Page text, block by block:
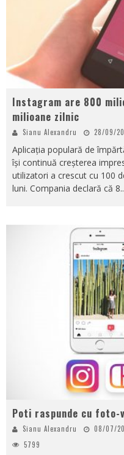
Instagram are 800
milioane zilnic
Sianu Alexandru 28/09/
Aplicația populară de
își continuă creșterea
utilizatori a crescut cu 100
luni. Compania declară că 8
Poti raspunde cu
Sianu Alexandru 08/07/
5799